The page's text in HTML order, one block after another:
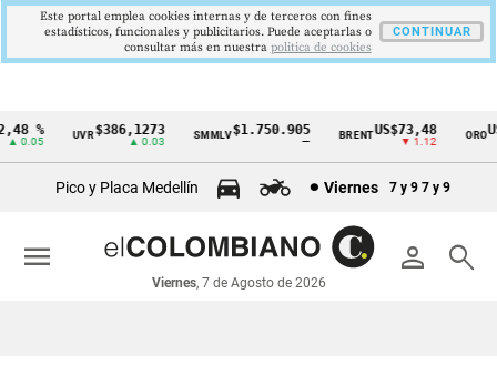
Cintillo
económicos
Colombia
% UVR$386,1273
▲ 0.03
SMMLV$1.750.905 BRENTUS$73,48
▼ 1.12
ORO
Pico y Placa Medellín Viernes 7 y 9 7 y 9
person search
Viernes, 7 de Agosto de 2026
menu
Este portal emplea cookies internas y de terceros con fines
estadísticos, funcionales y publicitarios. Puede aceptarlas o
consultar más en nuestra politica de cookies
CONTINUAR